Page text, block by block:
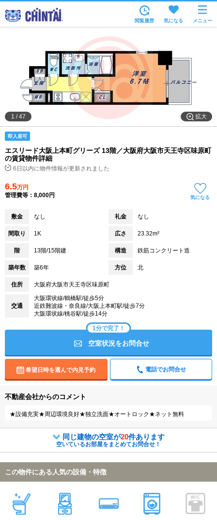
住所から
家賃相場から
通勤通学時間から
物件特集から
不動産会社から
閲覧履歴 気になる メニュー
拡大
1 /47
即入居可
エスリード大阪上本町グリーズ 13階／大阪府大阪市天王寺区味原町
の賃貸物件詳細
6日以内に物件情報が更新されました
6.5万円
管理費等：8,000円
気になる
敷金 なし 礼金 なし
間取り 1K 広さ 23.32m²
階 13階/15階建 構造 鉄筋コンクリート造
築年数 築6年 方位 北
住所 大阪府大阪市天王寺区味原町
交通
大阪環状線/鶴橋駅/徒歩5分
近鉄難波線・奈良線/大阪上本町駅/徒歩7分
大阪環状線/桃谷駅/徒歩14分
1分で完了！
空室状況をお問合せ
希望日時を選んで内見予約 電話でお問合せ
不動産会社からのコメント
★設備充実★周辺環境良好★独立洗面★オートロック★ネット無料
同じ建物の空室が20件あります
空いているお部屋をまとめてお問合せ！
この物件にある人気の設備・特徴